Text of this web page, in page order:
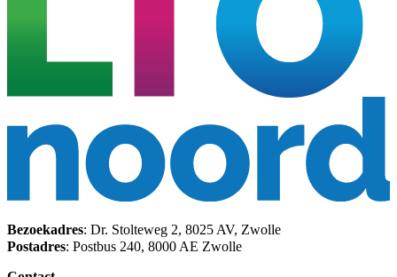
Bezoekadres: Dr. Stolteweg 2, 8025 AV, Zwolle
Postadres: Postbus 240, 8000 AE Zwolle